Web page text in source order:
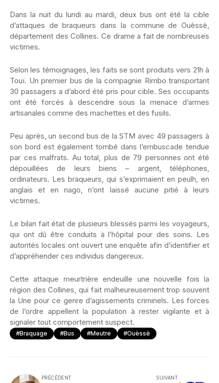
Dans la nuit du lundi au mardi, deux bus ont été la cible
d’attaques de braqueurs dans la commune de Ouèssè,
département des Collines. Ce drame a fait de nombreuses
victimes.
Selon les témoignages, les faits se sont produits vers 21h à
Touï. Un premier bus de la compagnie Rimbo transportant
30 passagers a d’abord été pris pour cible. Ses occupants
ont été forcés à descendre sous la menace d’armes
artisanales comme des machettes et des fusils.
Peu après, un second bus de la STM avec 49 passagers à
son bord est également tombé dans l’embuscade tendue
par ces malfrats. Au total, plus de 79 personnes ont été
dépouillées de leurs biens – argent, téléphones,
ordinateurs. Les braqueurs, qui s’exprimaient en peulh, en
anglais et en nago, n’ont laissé aucune pitié à leurs
victimes.
Le bilan fait état de plusieurs blessés parmi les voyageurs,
qui ont dû être conduits à l’hôpital pour des soins. Les
autorités locales ont ouvert une enquête afin d’identifier et
d’appréhender ces individus dangereux.
Cette attaque meurtrière endeuille une nouvelle fois la
région des Collines, qui fait malheureusement trop souvent
la Une pour ce genre d’agissements criminels. Les forces
de l’ordre appellent la population à rester vigilante et à
signaler tout comportement suspect.
#Braquage #Bus #Meutre #Ouèssè
PRÉCÉDENT SUIVANT